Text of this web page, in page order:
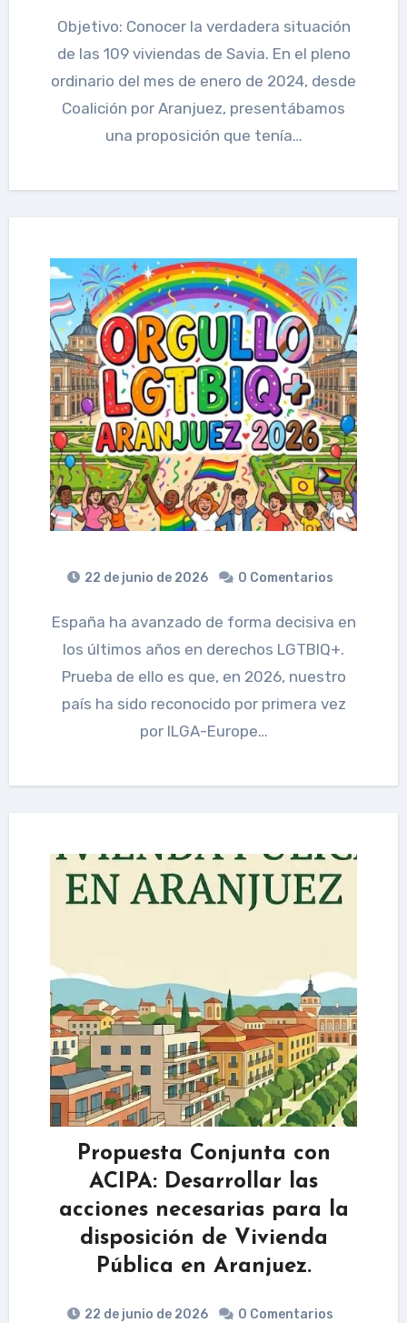
Objetivo: Conocer la verdadera situación
de las 109 viviendas de Savia. En el pleno
ordinario del mes de enero de 2024, desde
Coalición por Aranjuez, presentábamos
una proposición que tenía…
22 de junio de 2026 0 Comentarios
España ha avanzado de forma decisiva en
los últimos años en derechos LGTBIQ+.
Prueba de ello es que, en 2026, nuestro
país ha sido reconocido por primera vez
por ILGA-Europe…
Propuesta Conjunta con
ACIPA: Desarrollar las
acciones necesarias para la
disposición de Vivienda
Pública en Aranjuez.
22 de junio de 2026 0 Comentarios